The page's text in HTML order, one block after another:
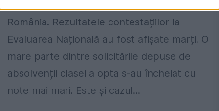
România. Rezultatele contestațiilor la
Evaluarea Națională au fost afișate marți. O
mare parte dintre solicitările depuse de
absolvenții clasei a opta s-au încheiat cu
note mai mari. Este și cazul...